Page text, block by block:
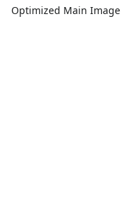
Optimized Main Image